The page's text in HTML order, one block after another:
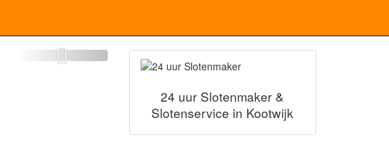
24 uur Slotenmaker &
Slotenservice in Kootwijk